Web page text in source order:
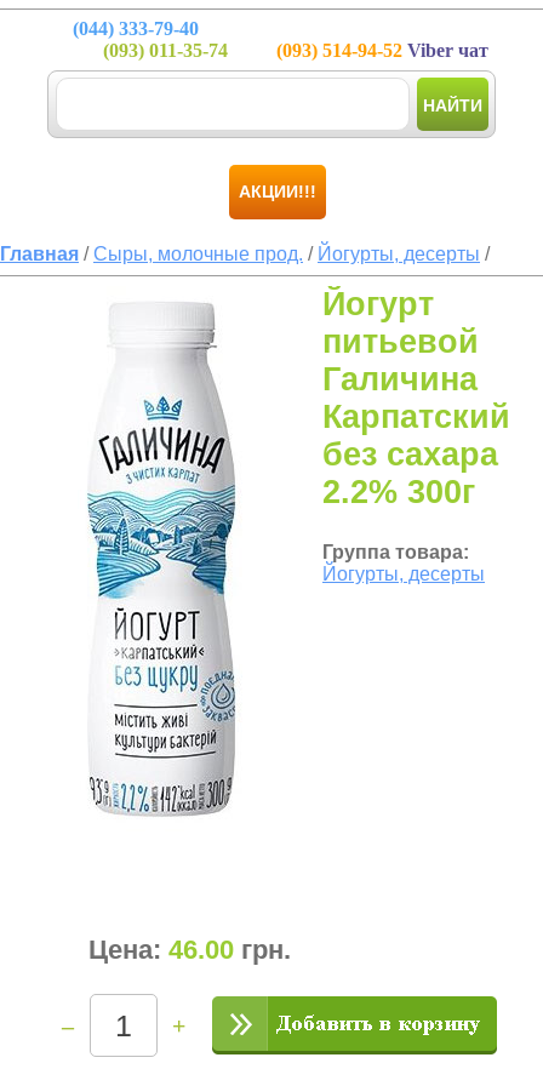
(044) 333-79-40
(093) 011-35-74 (093) 514-94-52 Viber чат
НАЙТИ
АКЦИИ!!!
Главная /Сыры, молочные прод. / Йогурты, десерты /
Йогурт
питьевой
Галичина
Карпатский
без сахара
2.2% 300г
Группа товара:
Йогурты, десерты
Цена: 46.00 грн.
– +